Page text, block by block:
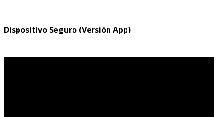
Dispositivo Seguro (Versión App)